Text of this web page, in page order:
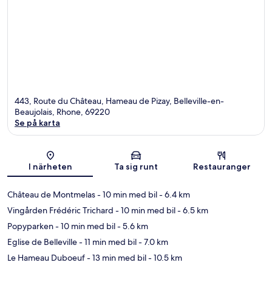
443, Route du Château, Hameau de Pizay, Belleville-en-
Beaujolais, Rhone, 69220
Se på karta
I närheten Ta sig runt Restauranger
Château de Montmelas- 10 min med bil- 6.4 km
Vingården Frédéric Trichard - 10 min med bil- 6.5 km
Popyparken- 10 min med bil- 5.6 km
Eglise de Belleville- 11 min med bil- 7.0 km
Le Hameau Duboeuf- 13 min med bil- 10.5 km